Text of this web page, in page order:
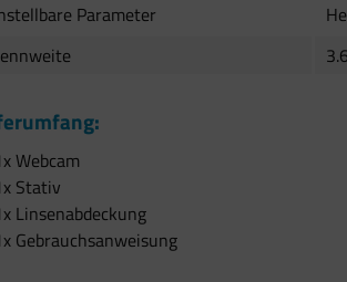
Parameter
Webcam
Stativ
Linsenabdeckung
Gebrauchsanweisung